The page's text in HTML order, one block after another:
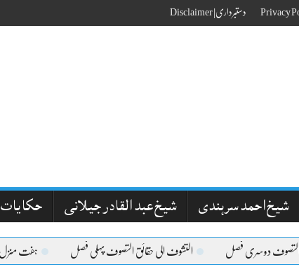
دستبرداری| Disclaimer
شیخ احمد سرہندی شیخ عبد القادر جیلانی حکایات
دوسری فصل التشوف الی حقائق التصوف پہلی فصل ہفت منزل